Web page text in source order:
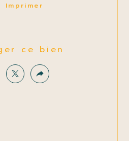
Imprimer
ce bien